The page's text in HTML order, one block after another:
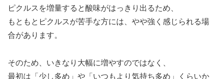
ピクルスを増量すると酸味がはっきり出るため、
もともとピクルスが苦手な方には、やや強く感じられる場
合があります。
そのため、いきなり大幅に増やすのではなく、
最初は「少し多め」や「いつもより気持ち多め」くらいか